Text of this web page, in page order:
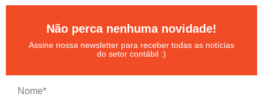
Não perca nenhuma novidade!
Assine nossa newsletter para receber todas as notícias
do setor contábil :)
Nome*